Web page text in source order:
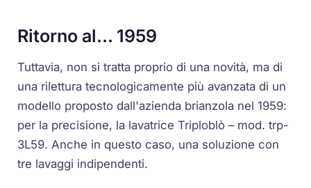
Ritorno al… 1959
Tuttavia, non si tratta proprio di una novità, ma di
una rilettura tecnologicamente più avanzata di un
modello proposto dall'azienda brianzola nel 1959:
per la precisione, la lavatrice Triploblò – mod. trp-
3L59. Anche in questo caso, una soluzione con
tre lavaggi indipendenti.